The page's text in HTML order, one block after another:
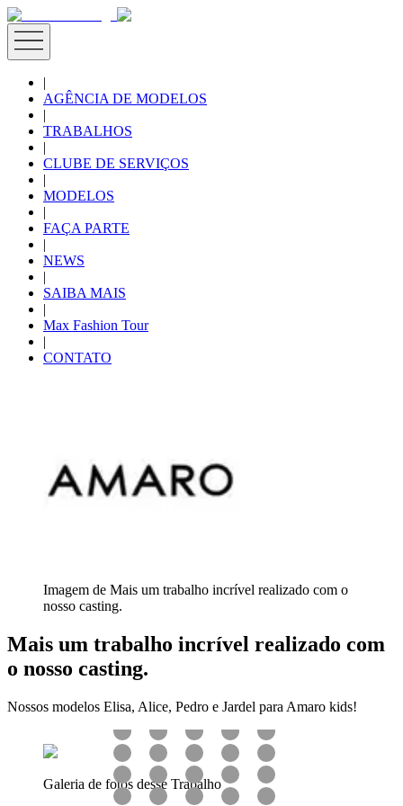
|
AGÊNCIA DE MODELOS
|
TRABALHOS
|
CLUBE DE SERVIÇOS
|
MODELOS
|
FAÇA PARTE
|
NEWS
|
SAIBA MAIS
|
Max Fashion Tour
|
CONTATO
Imagem de Mais um trabalho incrível realizado com o
nosso casting.
Mais um trabalho incrível realizado com
o nosso casting.
Nossos modelos Elisa, Alice, Pedro e Jardel para Amaro kids!
Galeria de fotos desse Trabalho